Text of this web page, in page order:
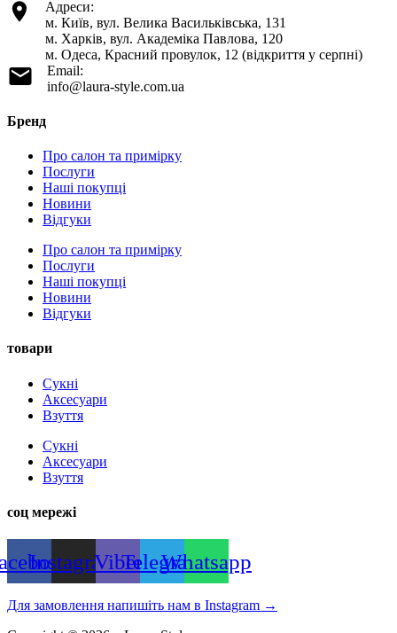
Адреси:
м. Київ, вул. Велика Васильківська, 131
м. Харків, вул. Академіка Павлова, 120
м. Одеса, Красний провулок, 12 (відкриття у серпні)
Email:
info@laura-style.com.ua
Бренд
Про салон та примірку
Послуги
Наші покупці
Новини
Відгуки
Про салон та примірку
Послуги
Наші покупці
Новини
Відгуки
товари
Сукні
Аксесуари
Взуття
Сукні
Аксесуари
Взуття
соц мережі
InstagramViberTelegramWhatsapp
Для замовлення напишіть нам в Instagram →